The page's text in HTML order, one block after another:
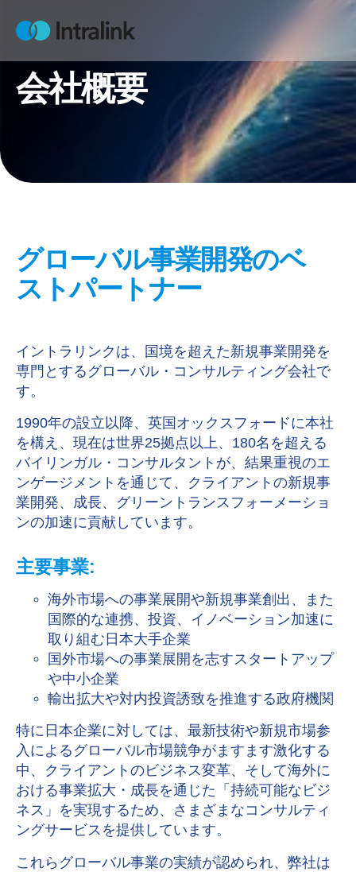
o
n
H
m
会社概要
グローバル事業開発のベ
ストパートナー
イントラリンクは、国境を超えた新規事業開発を
専門とするグローバル・コンサルティング会社で
す。
1990年の設立以降、英国オックスフォードに本社
を構え、現在は世界25拠点以上、180名を超える
バイリンガル・コンサルタントが、結果重視のエ
ンゲージメントを通じて、クライアントの新規事
業開発、成長、グリーントランスフォーメーショ
ンの加速に貢献しています。
主要事業:
海外市場への事業展開や新規事業創出、また
国際的な連携、投資、イノベーション加速に
取り組む日本大手企業
国外市場への事業展開を志すスタートアップ
や中小企業
輸出拡大や対内投資誘致を推進する政府機関
特に日本企業に対しては、最新技術や新規市場参
入によるグローバル市場競争がますます激化する
中、クライアントのビジネス変革、そして海外に
おける事業拡大・成長を通じた「持続可能なビジ
ネス」を実現するため、さまざまなコンサルティ
ングサービスを提供しています。
これらグローバル事業の実績が認められ、弊社は